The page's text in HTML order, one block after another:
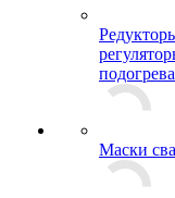
Маски